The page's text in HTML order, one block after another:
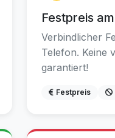
Festpreis
Verbindlicher
Telefon. Keine
garantiert!
Festpreis